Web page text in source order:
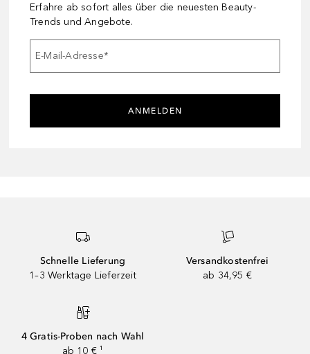
Erfahre ab sofort alles über die neuesten Beauty-
Trends und Angebote.
E-Mail-Adresse*
ANMELDEN
Schnelle Lieferung
1–3 Werktage Lieferzeit
Versandkostenfrei
ab 34,95 €
4 Gratis-Proben nach Wahl
ab 10 € ¹